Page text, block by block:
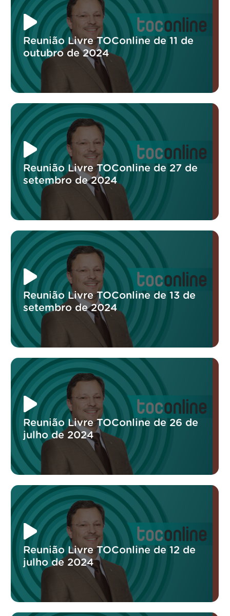
Reunião Livre TOConline de 11 de
outubro de 2024
Reunião Livre TOConline de 27 de
setembro de 2024
Reunião Livre TOConline de 13 de
setembro de 2024
Reunião Livre TOConline de 26 de
julho de 2024
Reunião Livre TOConline de 12 de
julho de 2024